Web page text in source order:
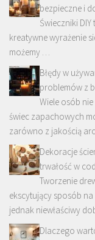
bezpieczne i
Świeczniki
kreatywne wyrażenie
możemy …
Błędy w
problemów z
Wiele osób
świec zapachowych
zarówno z jakością
Dekoracje
trwałość w
Tworzenie
ekscytujący sposób
jednak niewłaściwy
Dlaczego